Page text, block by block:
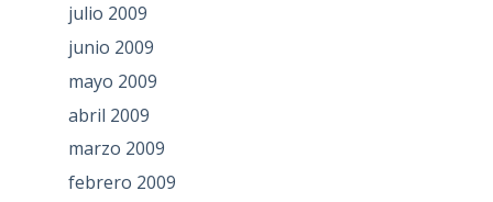
julio 2009
junio 2009
mayo 2009
abril 2009
marzo 2009
febrero 2009